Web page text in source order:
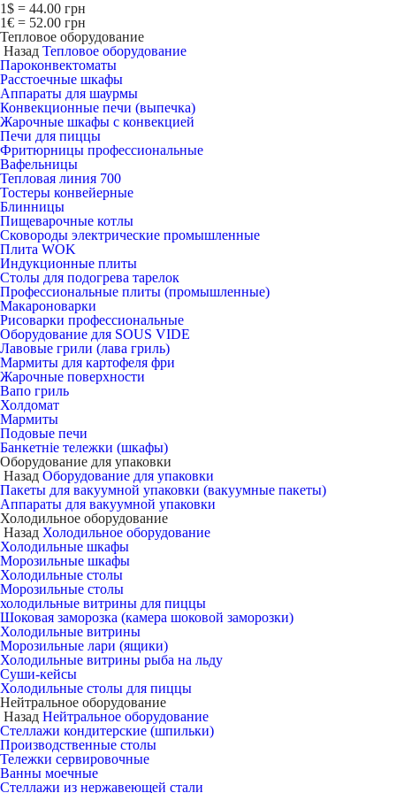
1$ = 44.00 грн
1€ = 52.00 грн
Тепловое оборудование
Назад Тепловое оборудование
Пароконвектоматы
Расcтоечные шкафы
Аппараты для шаурмы
Конвекционные печи (выпечка)
Жарочные шкафы с конвекцией
Печи для пиццы
Фритюрницы профессиональные
Вафельницы
Тепловая линия 700
Тостеры конвейерные
Блинницы
Пищеварочные котлы
Сковороды электрические промышленные
Плита WOK
Индукционные плиты
Столы для подогрева тарелок
Профессиональные плиты (промышленные)
Макароноварки
Рисоварки профессиональные
Оборудование для SOUS VIDE
Лавовые грили (лава гриль)
Мармиты для картофеля фри
Жарочные поверхности
Вапо гриль
Холдомат
Мармиты
Подовые печи
Банкетніе тележки (шкафы)
Оборудование для упаковки
Назад Оборудование для упаковки
Пакеты для вакуумной упаковки (вакуумные пакеты)
Аппараты для вакуумной упаковки
Холодильное оборудование
Назад Холодильное оборудование
Холодильные шкафы
Морозильные шкафы
Холодильные столы
Морозильные столы
холодильные витрины для пиццы
Шоковая заморозка (камера шоковой заморозки)
Холодильные витрины
Морозильные лари (ящики)
Холодильные витрины рыба на льду
Суши-кейсы
Холодильные столы для пиццы
Нейтральное оборудование
Назад Нейтральное оборудование
Стеллажи кондитерские (шпильки)
Производственные столы
Тележки сервировочные
Ванны моечные
Стеллажи из нержавеющей стали